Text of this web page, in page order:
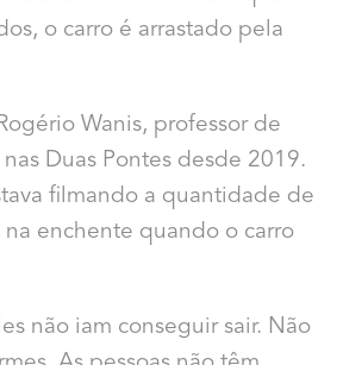
o carro é arrastado pela
Wanis, professor de
Duas Pontes desde 2019.
filmando a quantidade de
na enchente quando o carro
não iam conseguir sair. Não